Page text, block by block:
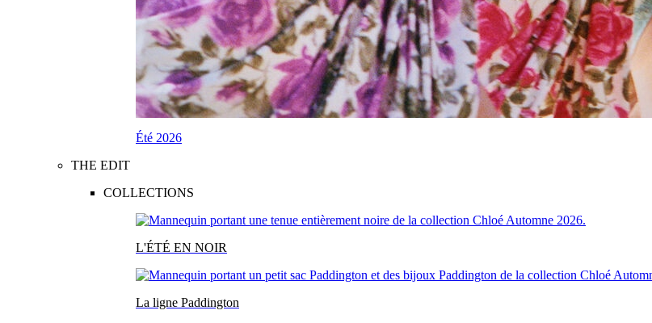
Été 2026
THE EDIT
COLLECTIONS
L'ÉTÉ EN NOIR
La ligne Paddington